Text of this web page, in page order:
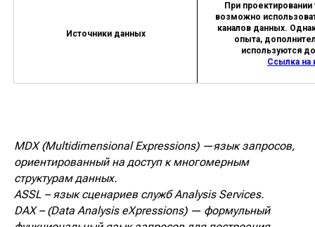
Источники данных
При
возможно
каналов данных.
опыта,
используются
Ссылка на
MDX (Multidimensional Expressions) —язык запросов,
ориентированный на доступ к многомерным
структурам данных.
ASSL – язык сценариев служб Analysis Services.
DAX – (Data Analysis eXpressions) — формульный